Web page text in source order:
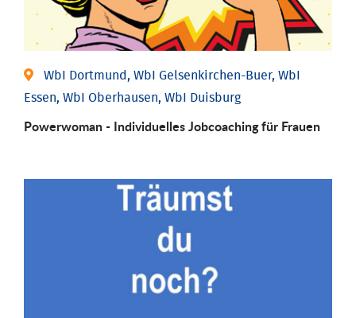
WbI Dortmund, WbI Gelsenkirchen-Buer, WbI
Essen, WbI Oberhausen, WbI Duisburg
Powerwoman - Individu­elles Job­coaching für Frauen